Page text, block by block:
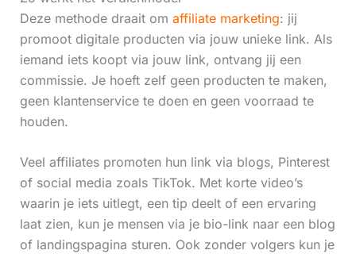
Deze methode draait om affiliate marketing: jij
promoot digitale producten via jouw unieke link. Als
iemand iets koopt via jouw link, ontvang jij een
commissie. Je hoeft zelf geen producten te maken,
geen klantenservice te doen en geen voorraad te
houden.
Veel affiliates promoten hun link via blogs, Pinterest
of social media zoals TikTok. Met korte video’s
waarin je iets uitlegt, een tip deelt of een ervaring
laat zien, kun je mensen via je bio-link naar een blog
of landingspagina sturen. Ook zonder volgers kun je